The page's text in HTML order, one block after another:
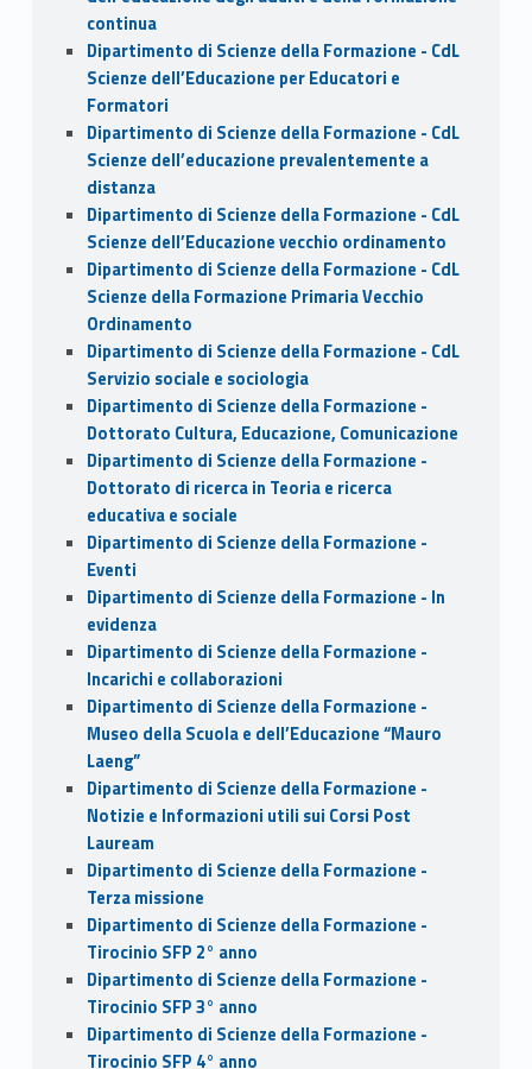
continua
Dipartimento di Scienze della Formazione - CdL
Scienze dell’Educazione per Educatori e
Formatori
Dipartimento di Scienze della Formazione - CdL
Scienze dell’educazione prevalentemente a
distanza
Dipartimento di Scienze della Formazione - CdL
Scienze dell’Educazione vecchio ordinamento
Dipartimento di Scienze della Formazione - CdL
Scienze della Formazione Primaria Vecchio
Ordinamento
Dipartimento di Scienze della Formazione - CdL
Servizio sociale e sociologia
Dipartimento di Scienze della Formazione -
Dottorato Cultura, Educazione, Comunicazione
Dipartimento di Scienze della Formazione -
Dottorato di ricerca in Teoria e ricerca
educativa e sociale
Dipartimento di Scienze della Formazione -
Eventi
Dipartimento di Scienze della Formazione - In
evidenza
Dipartimento di Scienze della Formazione -
Incarichi e collaborazioni
Dipartimento di Scienze della Formazione -
Museo della Scuola e dell’Educazione “Mauro
Laeng”
Dipartimento di Scienze della Formazione -
Notizie e Informazioni utili sui Corsi Post
Lauream
Dipartimento di Scienze della Formazione -
Terza missione
Dipartimento di Scienze della Formazione -
Tirocinio SFP 2° anno
Dipartimento di Scienze della Formazione -
Tirocinio SFP 3° anno
Dipartimento di Scienze della Formazione -
Tirocinio SFP 4° anno